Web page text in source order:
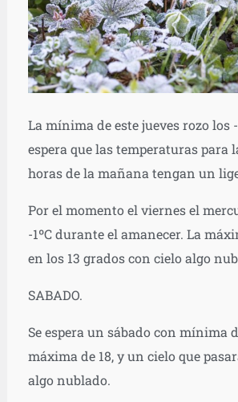
La mínima de este jueves rozo los -
espera que las temperaturas para
horas de la mañana tengan un
Por el momento el viernes el
-1ºC durante el amanecer. La
en los 13 grados con cielo algo
SABADO.
Se espera un sábado con mínima
máxima de 18, y un cielo que
algo nublado.